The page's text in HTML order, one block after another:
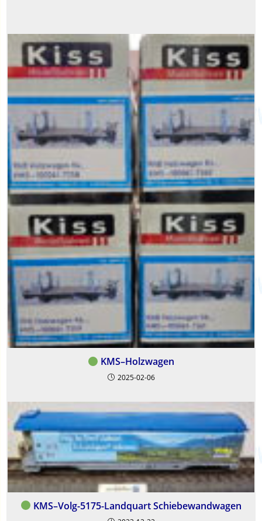
KMS–Holzwagen
2025-02-06
KMS–Volg-5175-Landquart Schiebewandwagen